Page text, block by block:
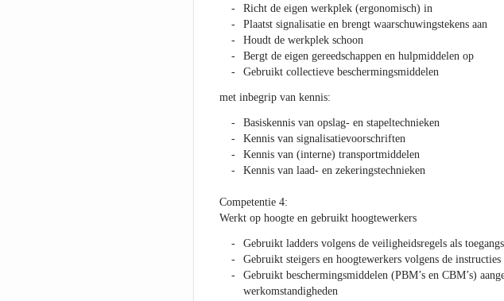
Richt de eigen werkplek (ergonomisch) in
Plaatst signalisatie en brengt waarschuwingstekens aan
Houdt de werkplek schoon
Bergt de eigen gereedschappen en hulpmiddelen op
Gebruikt collectieve beschermingsmiddelen
met inbegrip van kennis:
Basiskennis van opslag- en stapeltechnieken
Kennis van signalisatievoorschriften
Kennis van (interne) transportmiddelen
Kennis van laad- en zekeringstechnieken
Competentie 4:
Werkt op hoogte en gebruikt hoogtewerkers
Gebruikt ladders volgens de veiligheidsregels als
Gebruikt steigers en hoogtewerkers volgens de
Gebruikt beschermingsmiddelen (PBM’s en CBM’s)
werkomstandigheden